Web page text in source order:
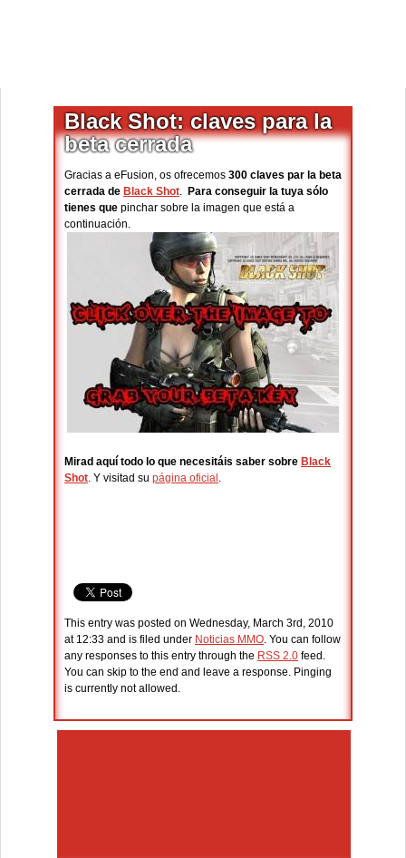
Black Shot: claves para la
beta cerrada
Gracias a eFusion, os ofrecemos 300 claves par la beta
cerrada de Black Shot. Para conseguir la tuya sólo
tienes que pinchar sobre la imagen que está a
continuación.
Mirad aquí todo lo que necesitáis saber sobre Black
Shot. Y visitad su página oficial .
This entry was posted on Wednesday, March 3rd, 2010
at 12:33 and is filed under Noticias MMO. You can follow
any responses to this entry through the RSS 2.0 feed.
You can skip to the end and leave a response. Pinging
is currently not allowed.